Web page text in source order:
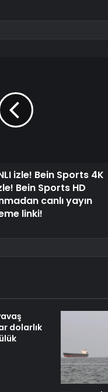
izle! Bein Sports 4K
Bein Sports HD
canlı yayın
linki!
dolarlık